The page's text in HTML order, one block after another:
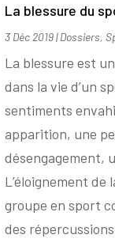
La blessure du
3 Déc 2019|Dossiers,
La blessure est
dans la vie d’un
sentiments
apparition, une
désengagement,
L’éloignement
groupe en sport
des